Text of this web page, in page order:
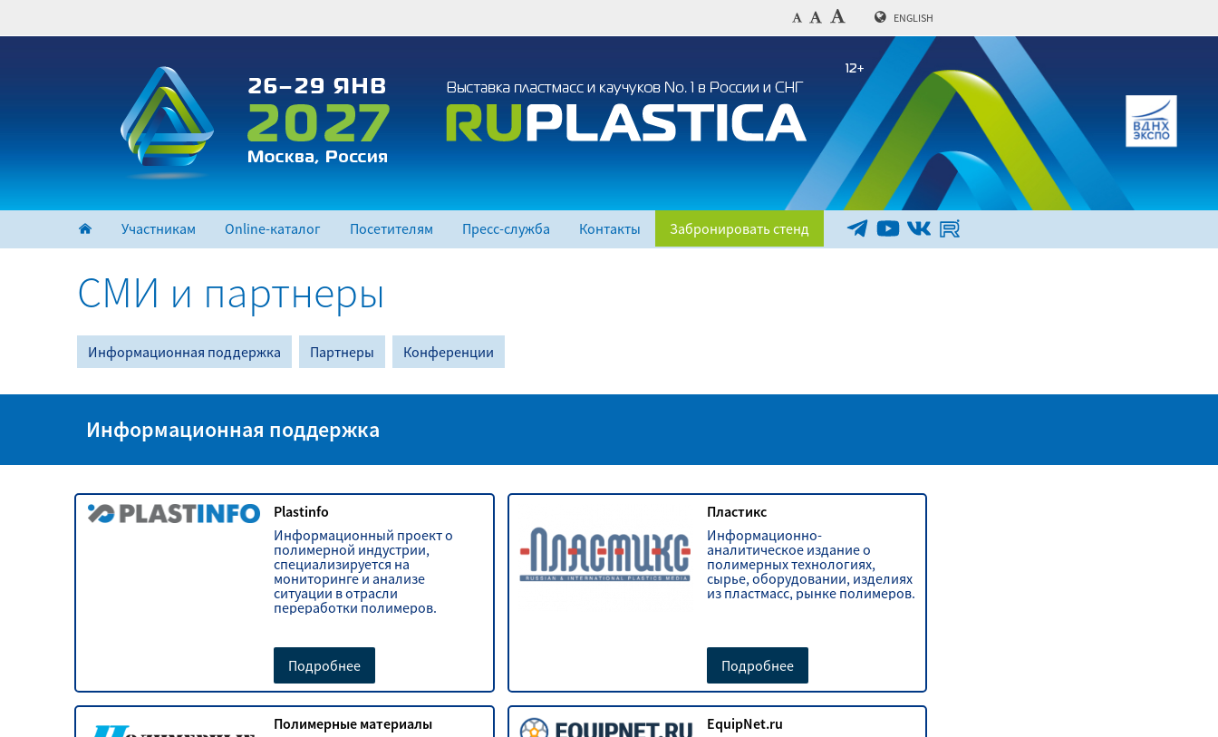
к
ENGLISH
Участникам Online-каталог Посетителям Пресс-служба Контакты Забронировать стенд
СМИ и партнеры
Информационная поддержка Партнеры Конференции
Информационная поддержка
Plastinfo
Информационный проект о
полимерной индустрии,
специализируется на
мониторинге и анализе
ситуации в отрасли
переработки полимеров.
Подробнее
Пластикс
Информационно-
аналитическое издание о
полимерных технологиях,
сырье, оборудовании, изделиях
из пластмасс, рынке полимеров.
Подробнее
Полимерные материалы
EquipNet.ru